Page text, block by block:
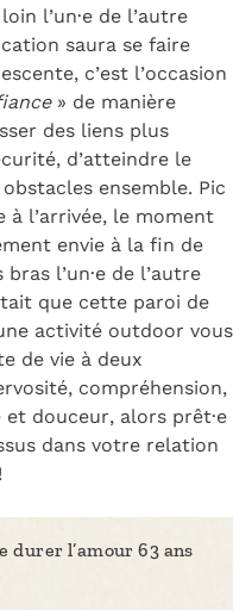
l’un·e de l’autre
saura se faire
c’est l’occasion
» de manière
des liens plus
d’atteindre le
ensemble. Pic
à l’arrivée, le moment
envie à la fin de
l’un·e de l’autre
que cette paroi de
activité outdoor vous
de vie à deux
compréhension,
douceur, alors prêt·e
dans votre relation
durer l’amour 63 ans